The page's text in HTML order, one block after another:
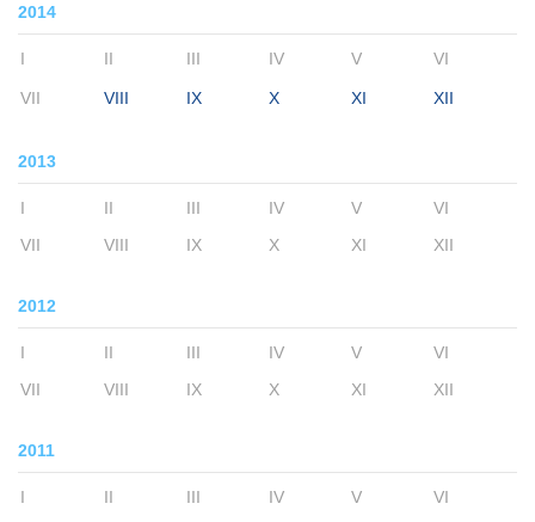
2014
I II III IV V VI
VII VIII IX X XI XII
2013
I II III IV V
VI
VII
VIII IX X XI XII
2012
I II III IV V
VI
VII
VIII IX X XI XII
2011
I II III IV V
VI